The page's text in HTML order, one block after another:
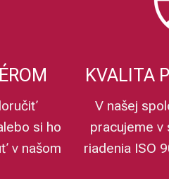
si ho
v našom
KVALITA
V našej
pracujeme v
riadenia ISO